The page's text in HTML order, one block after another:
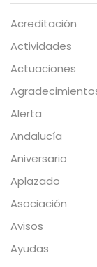
Acreditación
Actividades
Actuaciones
Alerta
Andalucía
Aniversario
Aplazado
Asociación
Avisos
Ayudas